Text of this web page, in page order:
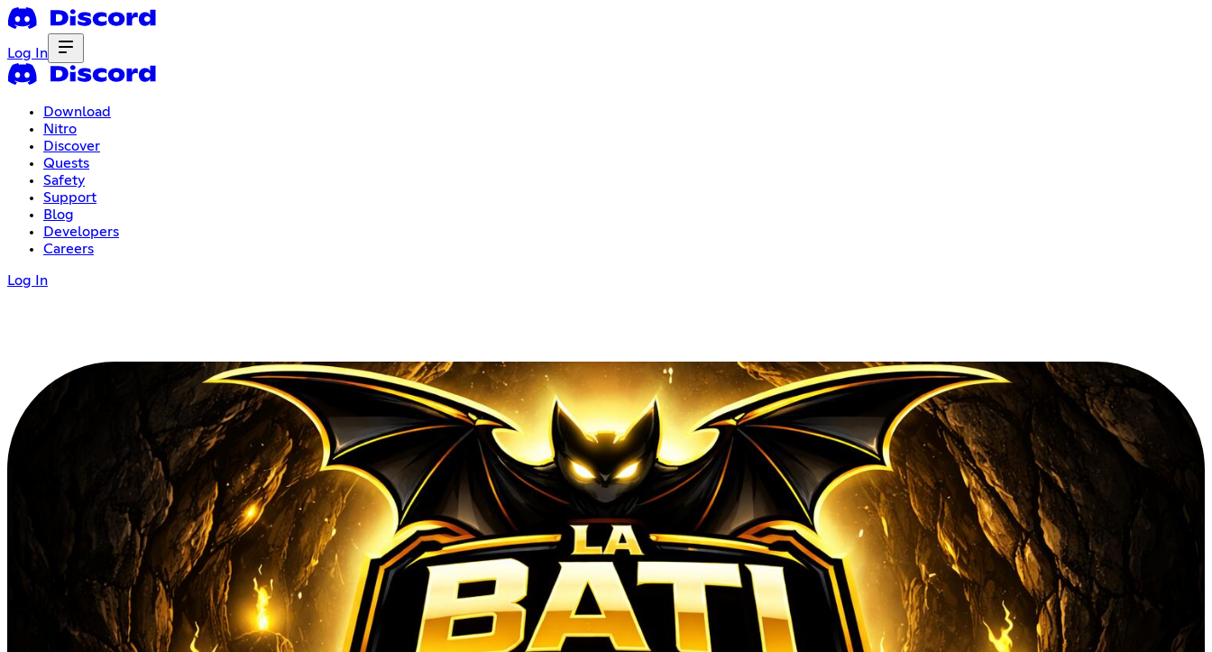
Log In
Download
Nitro
Discover
Quests
Safety
Support
Blog
Developers
Careers
Log In